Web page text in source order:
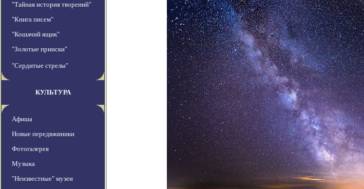
"Тайная история творений"
"Книга писем"
"Кошачий ящик"
"Золотые прииски"
"Сердитые стрелы"
КУЛЬТУРА
Афиша
Новые передвжиники
Фотогалерея
Музыка
"Неизвестные" музеи